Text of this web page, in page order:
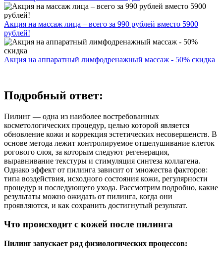
Акция на массаж лица – всего за 990 рублей вместо 5900
рублей!
Акция на аппаратный лимфодренажный массаж - 50% скидка
Подробный ответ:
Пилинг — одна из наиболее востребованных
косметологических процедур, целью которой является
обновление кожи и коррекция эстетических несовершенств. В
основе метода лежит контролируемое отшелушивание клеток
рогового слоя, за которым следуют регенерация,
выравнивание текстуры и стимуляция синтеза коллагена.
Однако эффект от пилинга зависит от множества факторов:
типа воздействия, исходного состояния кожи, регулярности
процедур и последующего ухода. Рассмотрим подробно, какие
результаты можно ожидать от пилинга, когда они
проявляются, и как сохранить достигнутый результат.
Что происходит с кожей после пилинга
Пилинг запускает ряд физиологических процессов: